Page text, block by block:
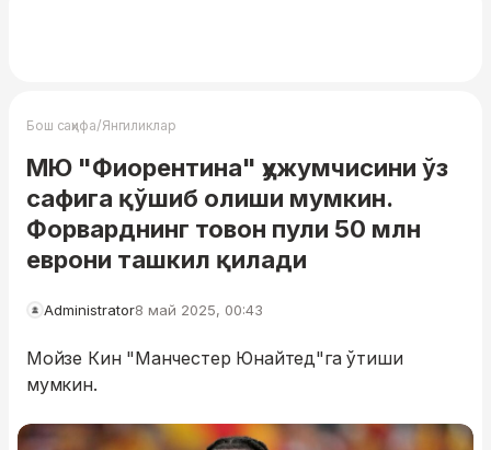
Бош саҳифа/Янгиликлар
МЮ "Фиорентина" ҳужумчисини ўз
сафига қўшиб олиши мумкин.
Форварднинг товон пули 50 млн
еврони ташкил қилади
Administrator8 май 2025, 00:43
Мойзе Кин "Манчестер Юнайтед"га ўтиши
мумкин.